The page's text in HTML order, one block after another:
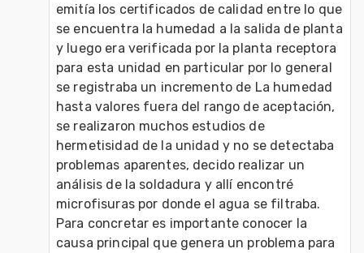
emitía los certificados de calidad entre lo que
se encuentra la humedad a la salida de planta
y luego era verificada por la planta receptora
para esta unidad en particular por lo general
se registraba un incremento de La humedad
hasta valores fuera del rango de aceptación,
se realizaron muchos estudios de
hermetisidad de la unidad y no se detectaba
problemas aparentes, decido realizar un
análisis de la soldadura y allí encontré
microfisuras por donde el agua se filtraba.
Para concretar es importante conocer la
causa principal que genera un problema para